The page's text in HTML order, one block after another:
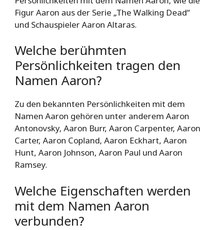
Figur Aaron aus der Serie „The Walking Dead“
und Schauspieler Aaron Altaras.
Welche berühmten
Persönlichkeiten tragen den
Namen Aaron?
Zu den bekannten Persönlichkeiten mit dem
Namen Aaron gehören unter anderem Aaron
Antonovsky, Aaron Burr, Aaron Carpenter, Aaron
Carter, Aaron Copland, Aaron Eckhart, Aaron
Hunt, Aaron Johnson, Aaron Paul und Aaron
Ramsey.
Welche Eigenschaften werden
mit dem Namen Aaron
verbunden?